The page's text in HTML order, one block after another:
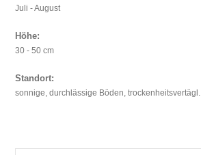
Juli - August
Höhe:
30 - 50 cm
Standort:
sonnige, durchlässige Böden, trockenheitsvertägl.